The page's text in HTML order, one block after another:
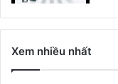
Xem nhiều nhất